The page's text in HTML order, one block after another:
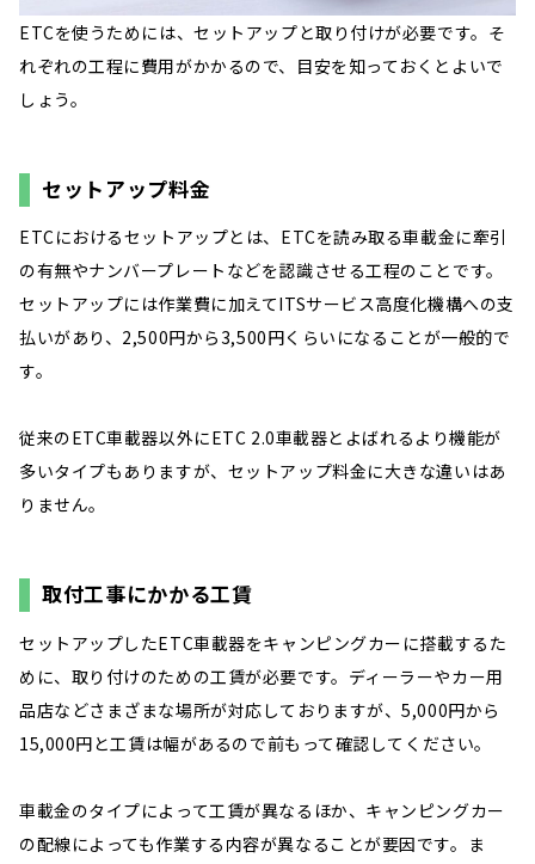
ETCを使うためには、セットアップと取り付けが必要です。そ
れぞれの工程に費用がかかるので、目安を知っておくとよいで
しょう。
セットアップ料金
ETCにおけるセットアップとは、ETCを読み取る車載金に牽引
の有無やナンバープレートなどを認識させる工程のことです。
セットアップには作業費に加えてITSサービス高度化機構への支
払いがあり、2,500円から3,500円くらいになることが一般的で
す。
従来のETC車載器以外にETC 2.0車載器とよばれるより機能が
多いタイプもありますが、セットアップ料金に大きな違いはあ
りません。
取付工事にかかる工賃
セットアップしたETC車載器をキャンピングカーに搭載するた
めに、取り付けのための工賃が必要です。ディーラーやカー用
品店などさまざまな場所が対応しておりますが、5,000円から
15,000円と工賃は幅があるので前もって確認してください。
車載金のタイプによって工賃が異なるほか、キャンピングカー
の配線によっても作業する内容が異なることが要因です。ま